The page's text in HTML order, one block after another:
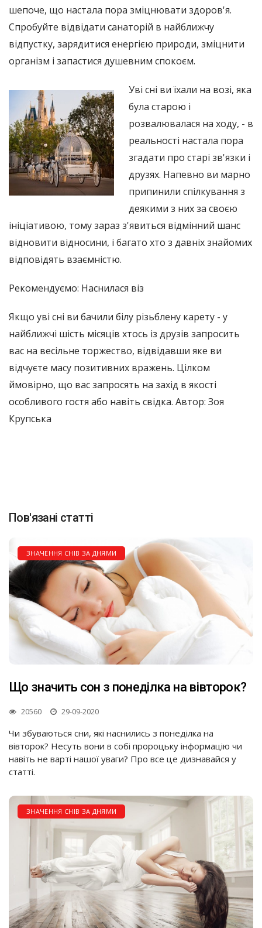
шепоче, що настала пора зміцнювати здоров'я.
Спробуйте відвідати санаторій в найближчу
відпустку, зарядитися енергією природи, зміцнити
організм і запастися душевним спокоєм.
Уві сні ви їхали на возі, яка
була старою і
розвалювалася на ходу, - в
реальності настала пора
згадати про старі зв'язки і
друзях. Напевно ви марно
припинили спілкування з
деякими з них за своєю
ініціативою, тому зараз з'явиться відмінний шанс
відновити відносини, і багато хто з давніх знайомих
відповідять взаємністю.
Рекомендуємо: Наснилася віз
Якщо уві сні ви бачили білу різьблену карету - у
найближчі шість місяців хтось із друзів запросить
вас на весільне торжество, відвідавши яке ви
відчуєте масу позитивних вражень. Цілком
ймовірно, що вас запросять на захід в якості
особливого гостя або навіть свідка. Автор: Зоя
Крупська
Пов'язані статті
ЗНАЧЕННЯ СНІВ ЗА ДНЯМИ
Що значить сон з понеділка на вівторок?
20560 29-09-2020
Чи збуваються сни, які наснились з понеділка на
вівторок? Несуть вони в собі пророцьку інформацію чи
навіть не варті нашої уваги? Про все це дизнавайся у
статті.
ЗНАЧЕННЯ СНІВ ЗА ДНЯМИ